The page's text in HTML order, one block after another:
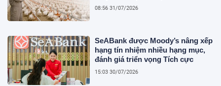
08:56 31/07/2026
SeABank được Moody’s nâng xếp
hạng tín nhiệm nhiều hạng mục,
đánh giá triển vọng Tích cực
15:03 30/07/2026